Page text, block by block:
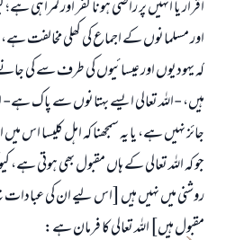
اقرار یا انہیں پر راضی ہونا کفر اور گمراہی
اور مسلمانوں کے اجماع کی کھلی مخالفت
کہ یہودیوں اور عیسائیوں کی طرف سے کی
ہیں، -اللہ تعالی ایسے بہتانوں سے پاک ہے-
جائز نہیں ہے، یا یہ سمجھنا کہ اہل کلیسا اس
جو کہ اللہ تعالی کے ہاں مقبول بھی ہوتی ہے،
روشنی میں نہیں ہیں [اس لیے ان کی عبادات نہ
مقبول ہیں] اللہ تعالی کا فرمان ہے: